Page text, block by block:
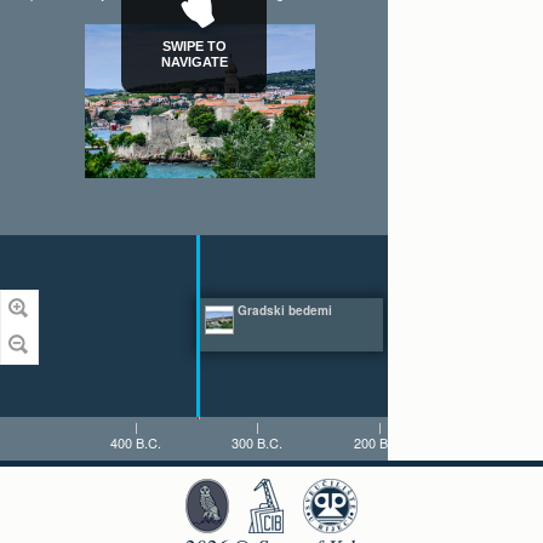
SWIPE TO
NAVIGATE
Gradski bedemi
400 B.C. 300 B.C. 200 B.C.